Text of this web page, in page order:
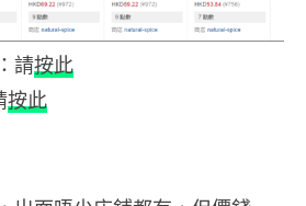
請按此
按此